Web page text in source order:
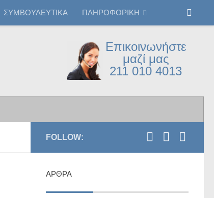
ΣΥΜΒΟΥΛΕΥΤΙΚΑ ΠΛΗΡΟΦΟΡΙΚΗ
Επικοινωνήστε
μαζί μας
211 010 4013
FOLLOW:
ΆΡΘΡΑ